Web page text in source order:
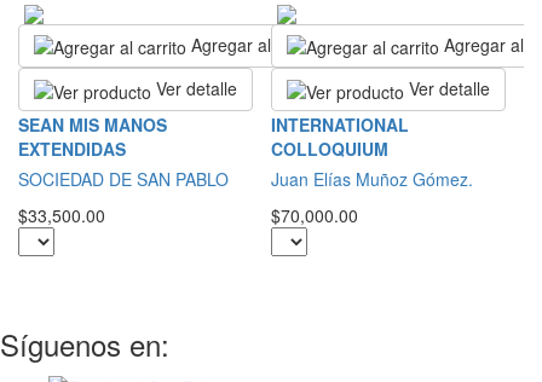
Agregar al carrito
Ver detalle
SEAN MIS MANOS
EXTENDIDAS
SOCIEDAD DE SAN PABLO
$33,500.00
Agregar al
Ver detalle
INTERNATIONAL
COLLOQUIUM
Juan Elías Muñoz Gómez.
$70,000.00
Síguenos en: